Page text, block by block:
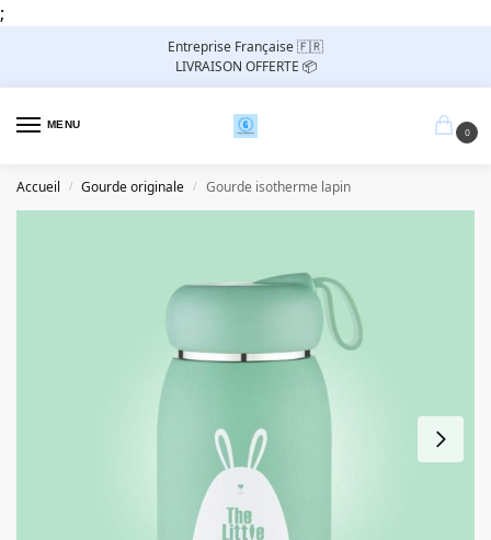
;
Entreprise Française 🇫🇷
LIVRAISON OFFERTE 📦
MENU
0
Accueil / Gourde originale / Gourde isotherme lapin